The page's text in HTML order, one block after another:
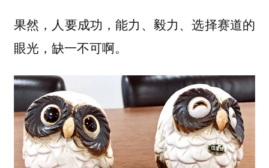
果然，人要成功，能力、毅力、选择赛道的
眼光，缺一不可啊。